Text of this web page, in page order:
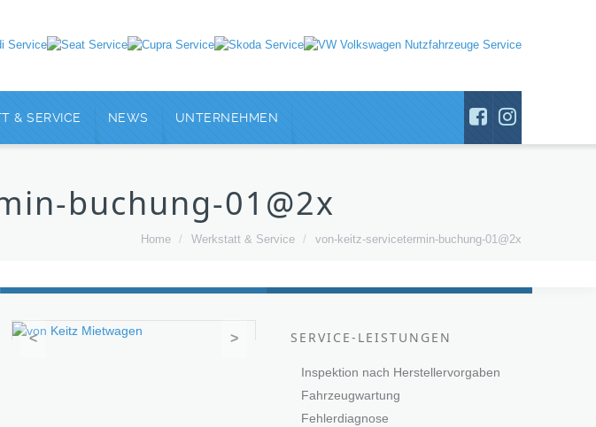
& SERVICE NEWS UNTERNEHMEN
buchung-01@2x
Home / Werkstatt & Service / von-keitz-servicetermin-buchung-01@2x
< > SERVICE-LEISTUNGEN
Inspektion nach Herstellervorgaben
Fahrzeugwartung
Fehlerdiagnose